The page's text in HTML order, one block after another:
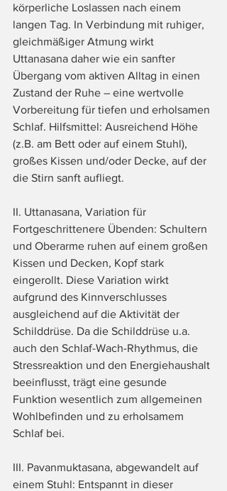
körperliche Loslassen nach einem
langen Tag. In Verbindung mit ruhiger,
gleichmäßiger Atmung wirkt
Uttanasana daher wie ein sanfter
Übergang vom aktiven Alltag in einen
Zustand der Ruhe – eine wertvolle
Vorbereitung für tiefen und erholsamen
Schlaf. Hilfsmittel: Ausreichend Höhe
(z.B. am Bett oder auf einem Stuhl),
großes Kissen und/oder Decke, auf der
die Stirn sanft aufliegt.
II. Uttanasana, Variation für
Fortgeschrittenere Übenden: Schultern
und Oberarme ruhen auf einem großen
Kissen und Decken, Kopf stark
eingerollt. Diese Variation wirkt
aufgrund des Kinnverschlusses
ausgleichend auf die Aktivität der
Schilddrüse. Da die Schilddrüse u.a.
auch den Schlaf-Wach-Rhythmus, die
Stressreaktion und den Energiehaushalt
beeinflusst, trägt eine gesunde
Funktion wesentlich zum allgemeinen
Wohlbefinden und zu erholsamem
Schlaf bei.
III. Pavanmuktasana, abgewandelt auf
einem Stuhl: Entspannt in dieser